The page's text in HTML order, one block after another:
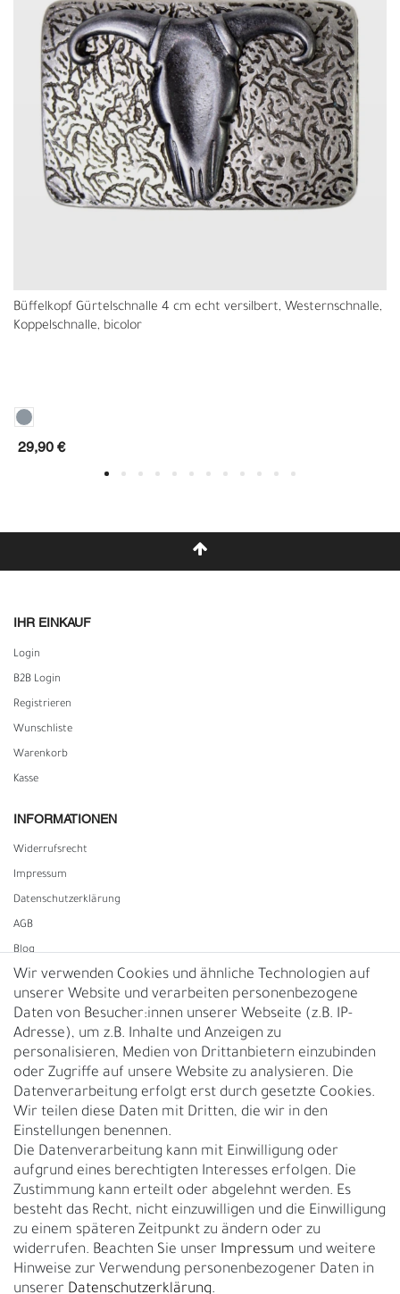
Büffelkopf Gürtelschnalle 4 cm echt versilbert, Westernschnalle,
Koppelschnalle, bicolor
29,90 €
IHR EINKAUF
Login
B2B Login
Registrieren
Wunschliste
Warenkorb
Kasse
INFORMATIONEN
Widerrufs­recht
Impressum
Daten­schutz­erklärung
AGB
Blog
Vertrag widerrufen
UNTERNEHMEN
Nachhaltigkeit
Kontakt
Über uns
Rückgabe
Gürtelgröße messen
Garantie
GESCHÄFTSKUNDEN & HÄNDLER
B2B Geschäftskunden
Wir verwenden Cookies und ähnliche Technologien auf
unserer Website und verarbeiten personenbezogene
Daten von Besucher:innen unserer Webseite (z.B. IP-
Adresse), um z.B. Inhalte und Anzeigen zu
personalisieren, Medien von Drittanbietern einzubinden
oder Zugriffe auf unsere Website zu analysieren. Die
Datenverarbeitung erfolgt erst durch gesetzte Cookies.
Wir teilen diese Daten mit Dritten, die wir in den
Einstellungen benennen.
Die Datenverarbeitung kann mit Einwilligung oder
aufgrund eines berechtigten Interesses erfolgen. Die
Zustimmung kann erteilt oder abgelehnt werden. Es
besteht das Recht, nicht einzuwilligen und die Einwilligung
zu einem späteren Zeitpunkt zu ändern oder zu
widerrufen. Beachten Sie unser Impressum und weitere
Hinweise zur Verwendung personenbezogener Daten in
unserer Daten­schutz­erklärung.